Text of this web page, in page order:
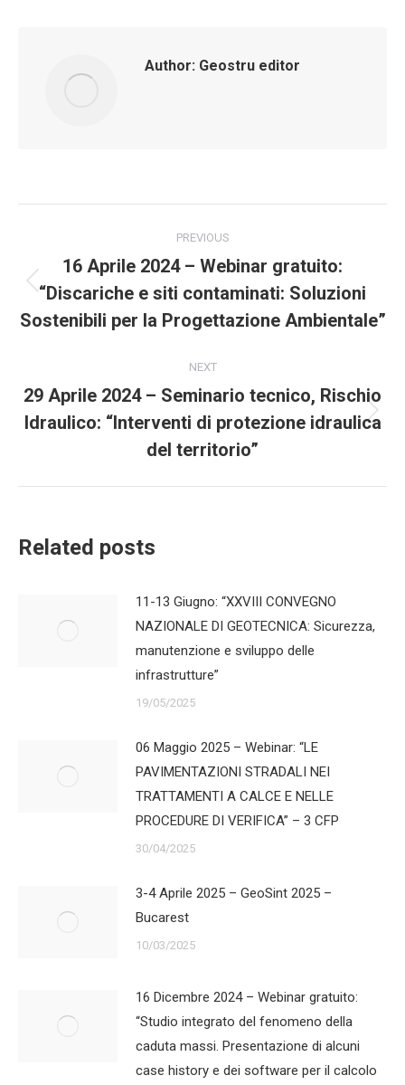
Author: Geostru editor
navigation
PREVIOUS
Previous
post:
16 Aprile 2024 – Webinar gratuito:
“Discariche e siti contaminati: Soluzioni
Sostenibili per la Progettazione Ambientale”
NEXT
Next
post:
29 Aprile 2024 – Seminario tecnico, Rischio
Idraulico: “Interventi di protezione idraulica
del territorio”
Related posts
11-13 Giugno: “XXVIII CONVEGNO
NAZIONALE DI GEOTECNICA: Sicurezza,
manutenzione e sviluppo delle
infrastrutture”
19/05/2025
06 Maggio 2025 – Webinar: “LE
PAVIMENTAZIONI STRADALI NEI
TRATTAMENTI A CALCE E NELLE
PROCEDURE DI VERIFICA” – 3 CFP
30/04/2025
3-4 Aprile 2025 – GeoSint 2025 –
Bucarest
10/03/2025
16 Dicembre 2024 – Webinar gratuito:
“Studio integrato del fenomeno della
caduta massi. Presentazione di alcuni
case history e dei software per il calcolo